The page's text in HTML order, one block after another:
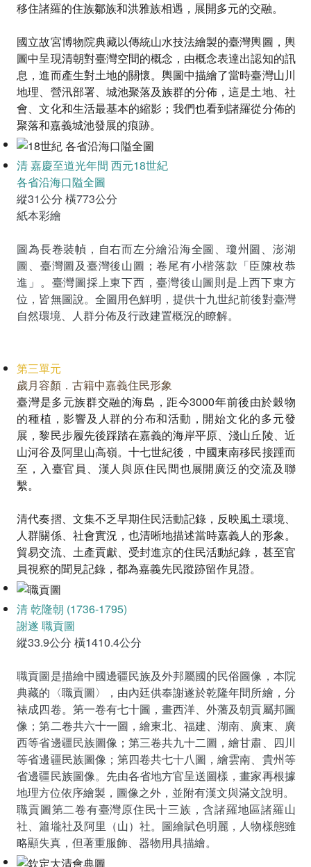
移住諸羅的住族鄒族和洪雅族相遇，展開多元的交融。
國立故宮博物院典藏以傳統山水技法繪製的臺灣輿圖，輿
圖中呈現清朝對臺灣空間的概念，由概念表達出認知的訊
息，進而產生對土地的關懷。輿圖中描繪了當時臺灣山川
地理、營汛部署、城池聚落及族群的分佈，這是土地、社
會、文化和生活最基本的縮影；我們也看到諸羅從分佈的
聚落和嘉義城池發展的痕跡。
清 嘉慶至道光年間 西元18世紀
各省沿海口隘全圖
縱31公分 橫773公分
紙本彩繪
圖為長卷裝幀，自右而左分繪沿海全圖、瓊州圖、澎湖
圖、臺灣圖及臺灣後山圖；卷尾有小楷落款「臣陳枚恭
進」。臺灣圖採上東下西，臺灣後山圖則是上西下東方
位，皆無圖說。全圖用色鮮明，提供十九世紀前後對臺灣
自然環境、人群分佈及行政建置概況的瞭解。
第三單元
歲月容顏．古籍中嘉義住民形象
臺灣是多元族群交融的海島，距今3000年前後由於穀物
的種植，影響及人群的分布和活動，開始文化的多元發
展，黎民步履先後踩踏在嘉義的海岸平原、淺山丘陵、近
山河谷及阿里山高嶺。十七世紀後，中國東南移民接踵而
至，入臺官員、漢人與原住民間也展開廣泛的交流及聯
繫。
清代奏摺、文集不乏早期住民活動記錄，反映風土環境、
人群關係、社會實況，也清晰地描述當時嘉義人的形象。
貿易交流、土產貢獻、受封進京的住民活動紀錄，甚至官
員視察的聞見記錄，都為嘉義先民蹤跡留作見證。
清 乾隆朝 (1736-1795)
謝遂 職貢圖
縱33.9公分 橫1410.4公分
職貢圖是描繪中國邊疆民族及外邦屬國的民俗圖像，本院
典藏的〈職貢圖〉，由內廷供奉謝遂於乾隆年間所繪，分
裱成四卷。第一卷有七十圖，畫西洋、外藩及朝貢屬邦圖
像；第二卷共六十一圖，繪東北、福建、湖南、廣東、廣
西等省邊疆民族圖像；第三卷共九十二圖，繪甘肅、四川
等省邊疆民族圖像；第四卷共七十八圖，繪雲南、貴州等
省邊疆民族圖像。先由各省地方官呈送圖樣，畫家再根據
地理方位依序繪製，圖像之外，並附有漢文與滿文說明。
職貢圖第二卷有臺灣原住民十三族，含諸羅地區諸羅山
社、簫壠社及阿里（山）社。圖繪賦色明麗，人物樣態雖
略顯失真，但著重服飾、器物用具描繪。